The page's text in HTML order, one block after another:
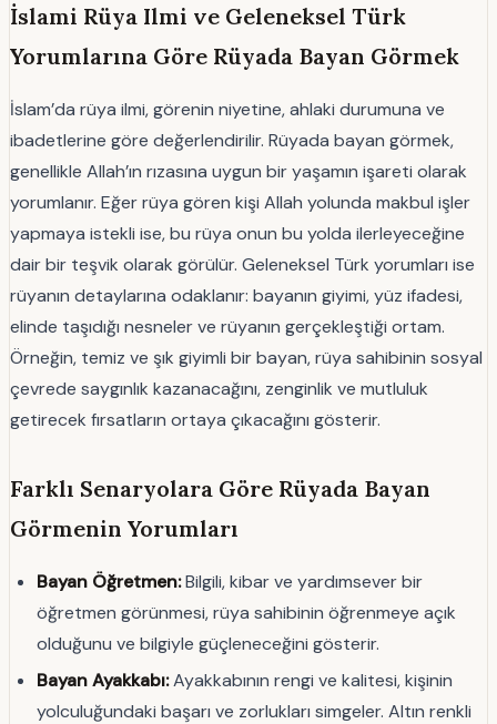
İslami Rüya Ilmi ve Geleneksel Türk
Yorumlarına Göre Rüyada Bayan Görmek
İslam’da rüya ilmi, görenin niyetine, ahlaki durumuna ve
ibadetlerine göre değerlendirilir. Rüyada bayan görmek,
genellikle Allah’ın rızasına uygun bir yaşamın işareti olarak
yorumlanır. Eğer rüya gören kişi Allah yolunda makbul işler
yapmaya istekli ise, bu rüya onun bu yolda ilerleyeceğine
dair bir teşvik olarak görülür. Geleneksel Türk yorumları ise
rüyanın detaylarına odaklanır: bayanın giyimi, yüz ifadesi,
elinde taşıdığı nesneler ve rüyanın gerçekleştiği ortam.
Örneğin, temiz ve şık giyimli bir bayan, rüya sahibinin sosyal
çevrede saygınlık kazanacağını, zenginlik ve mutluluk
getirecek fırsatların ortaya çıkacağını gösterir.
Farklı Senaryolara Göre Rüyada Bayan
Görmenin Yorumları
Bayan Öğretmen:Bilgili, kibar ve yardımsever bir
öğretmen görünmesi, rüya sahibinin öğrenmeye açık
olduğunu ve bilgiyle güçleneceğini gösterir.
Bayan Ayakkabı:Ayakkabının rengi ve kalitesi, kişinin
yolculuğundaki başarı ve zorlukları simgeler. Altın renkli